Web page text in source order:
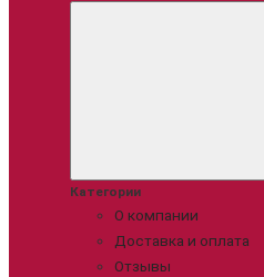
Категории
О компании
Доставка и оплата
Отзывы